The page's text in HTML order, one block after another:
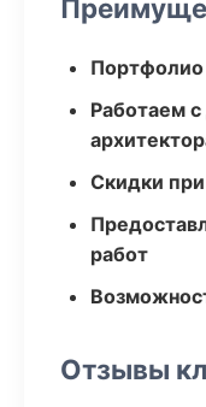
Портфолио
Работаем
Скидки при
работ
Отзывы